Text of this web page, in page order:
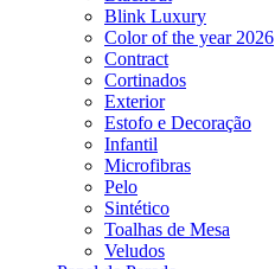
Blink Luxury
Color of the year 2026
Contract
Cortinados
Exterior
Estofo e Decoração
Infantil
Microfibras
Pelo
Sintético
Toalhas de Mesa
Veludos